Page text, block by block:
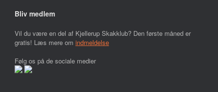
Bliv medlem
Vil du være en del af Kjellerup Skakklub? Den første måned er
gratis! Læs mere om indmeldelse
Følg os på de sociale medier